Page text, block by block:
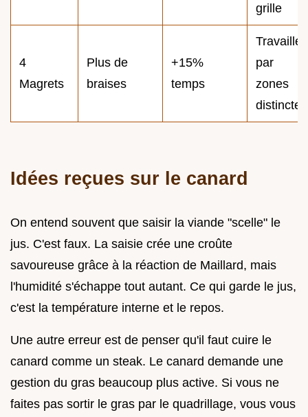
grille
4
Magrets
Plus de
braises
+15%
temps
Travailler
par
zones
distinctes
Idées reçues sur le canard
On entend souvent que saisir la viande "scelle" le
jus. C'est faux. La saisie crée une croûte
savoureuse grâce à la réaction de Maillard, mais
l'humidité s'échappe tout autant. Ce qui garde le jus,
c'est la température interne et le repos.
Une autre erreur est de penser qu'il faut cuire le
canard comme un steak. Le canard demande une
gestion du gras beaucoup plus active. Si vous ne
faites pas sortir le gras par le quadrillage, vous vous